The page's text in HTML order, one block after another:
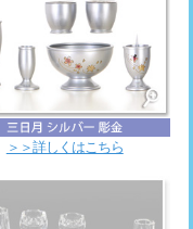
＞＞詳しくはこちら